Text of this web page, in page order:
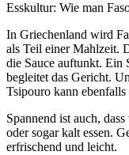
Esskultur: Wie man
In Griechenland wird
als Teil einer Mahlzeit.
die Sauce auftunkt. Ein
begleitet das Gericht.
Tsipouro kann ebenfalls
Spannend ist auch,
oder sogar kalt essen.
erfrischend und leicht.